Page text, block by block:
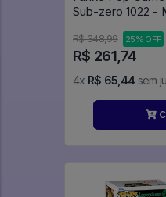
R$ 348,99 25% OFF
R$ 261,74
4x R$ 65,44 sem